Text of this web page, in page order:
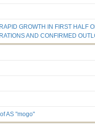
GROWTH IN FIRST HALF
AND CONFIRMED
AS "mogo"